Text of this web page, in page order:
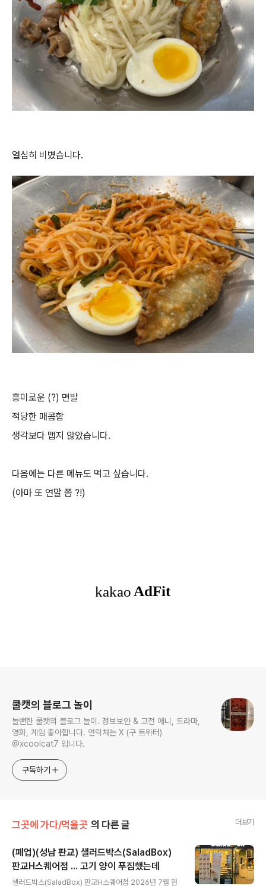
열심히 비볐습니다.
흥미로운 (?) 면발
적당한 매콤함
생각보다 맵지 않았습니다.
다음에는 다른 메뉴도 먹고 싶습니다.
(아마 또 연말 쯤 ?!)
쿨캣의 블로그 놀이
놀뻔한 쿨캣의 블로그 놀이. 정보보안 & 고전 애니, 드라마,
영화, 게임 좋아합니다. 연락처는 X (구 트위터)
@xcoolcat7 입니다.
구독하기
그곳에 가다/먹을곳 의 다른 글 더보기
(폐업)(성남 판교) 샐러드박스(SaladBox)
판교H스퀘어점 ... 고기 양이 푸짐했는데
샐러드박스(SaladBox) 판교H스퀘어점 2026년 7월 현